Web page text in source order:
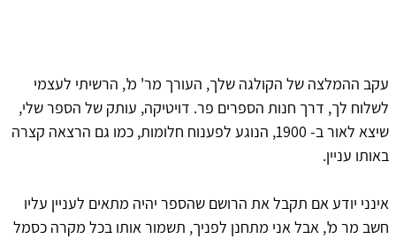
עקב ההמלצה של הקולגה שלך, העורך מר' מ', הרשיתי לעצמי
לשלוח לך, דרך חנות הספרים פר. דויטיקה, עותק של הספר שלי,
שיצא לאור ב- 1900, הנוגע לפענוח חלומות, כמו גם הרצאה קצרה
באותו עניין.
אינני יודע אם תקבל את הרושם שהספר יהיה מתאים לעניין עליו
חשב מר מ', אבל אני מתחנן לפניך, תשמור אותו בכל מקרה כסמל